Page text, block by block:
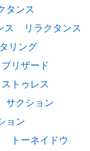
タンス
ス
リラクタンス
リング
ブリザード
ストゥレス
サクション
ョン
トーネイドウ